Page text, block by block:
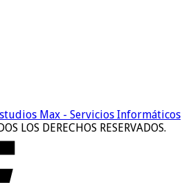
Max - Servicios Informáticos
LOS DERECHOS RESERVADOS.